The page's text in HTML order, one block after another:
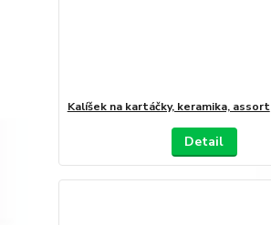
Kalíšek na kartáčky, keramika, assort
Detail